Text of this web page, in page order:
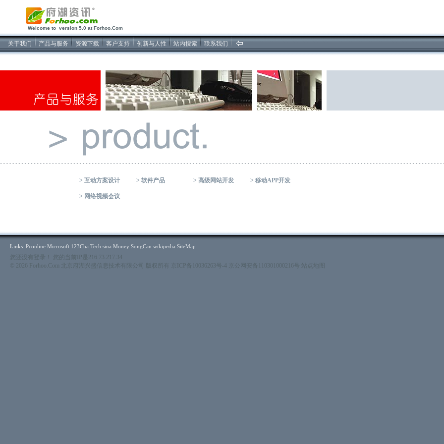
Welcome to version 5.0 at Forhoo.Com
关于我们 产品与服务 资源下载 客户支持 创新与人性 站内搜索 联系我们
> 互动方案设计 > 软件产品 > 高级网站开发 > 移动APP开发
> 网络视频会议
Links: Pconline Microsoft 123Cha Tech.sina Money SongCan wikipedia SiteMap
您还没有登录！ 您的当前IP是216.73.217.34
© 2026 Forhoo.Com 北京府湖兴盛信息技术有限公司 版权所有
京ICP备10036263号-4 京公网安备110301000216号 站点地图